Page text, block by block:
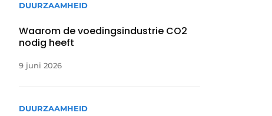
DUURZAAMHEID
Waarom de voedingsindustrie CO2
nodig heeft
9 juni 2026
DUURZAAMHEID